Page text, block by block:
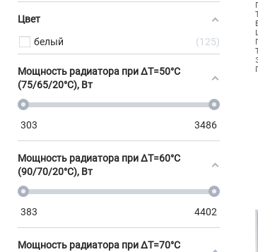
Цвет
белый
125
Мощность радиатора при ΔT=50°C
(75/65/20°C), Вт
303 3486
Мощность радиатора при ΔT=60°C
(90/70/20°C), Вт
383 4402
Мощность радиатора при ΔT=70°C